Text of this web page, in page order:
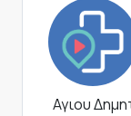
Αγιου